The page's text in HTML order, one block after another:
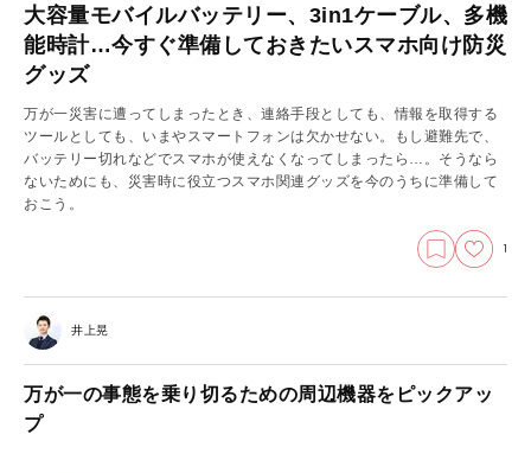
大容量モバイルバッテリー、3in1ケーブル、多機
能時計…今すぐ準備しておきたいスマホ向け防災
グッズ
万が一災害に遭ってしまったとき、連絡手段としても、情報を取得する
ツールとしても、いまやスマートフォンは欠かせない。もし避難先で、
バッテリー切れなどでスマホが使えなくなってしまったら…。そうなら
ないためにも、災害時に役立つスマホ関連グッズを今のうちに準備して
おこう。
1
井上晃
万が一の事態を乗り切るための周辺機器をピックアッ
プ